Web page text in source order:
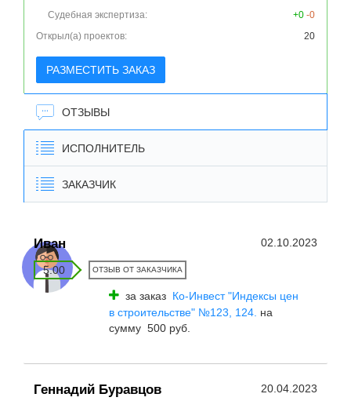
Судебная экспертиза:
+0 -0
Открыл(а) проектов:
20
РАЗМЕСТИТЬ ЗАКАЗ
ОТЗЫВЫ
ИСПОЛНИТЕЛЬ
ЗАКАЗЧИК
Иван 02.10.2023
5.00 ОТЗЫВ ОТ ЗАКАЗЧИКА
за заказ Ко-Инвест "Индексы цен
в строительстве" №123, 124. на
сумму 500 руб.
Геннадий Буравцов 20.04.2023